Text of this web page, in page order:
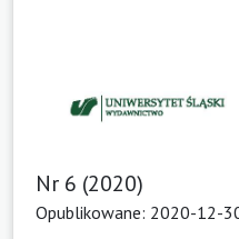
Nr 6 (2020)
Opublikowane: 2020-12-